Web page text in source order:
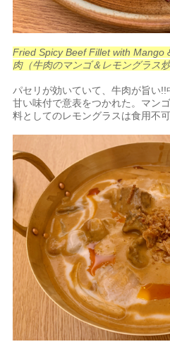
Fried Spicy Beef Fillet with
肉（牛肉のマンゴ＆レモングラス炒
パセリが効いていて、牛肉が旨い
甘い味付で意表をつかれた。マン
料としてのレモングラスは食用不